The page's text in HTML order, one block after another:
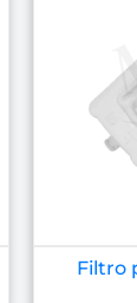
Filtro